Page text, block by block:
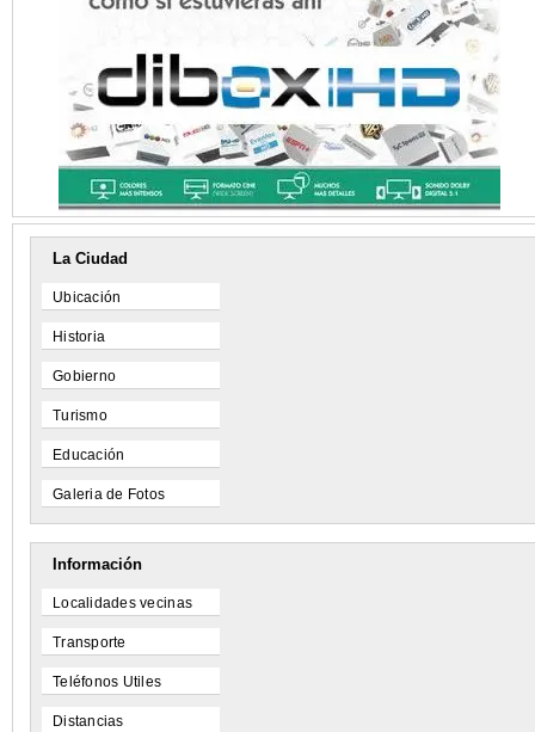
La Ciudad
Ubicación
Historia
Gobierno
Turismo
Educación
Galeria de Fotos
Información
Localidades vecinas
Transporte
Teléfonos Utiles
Distancias